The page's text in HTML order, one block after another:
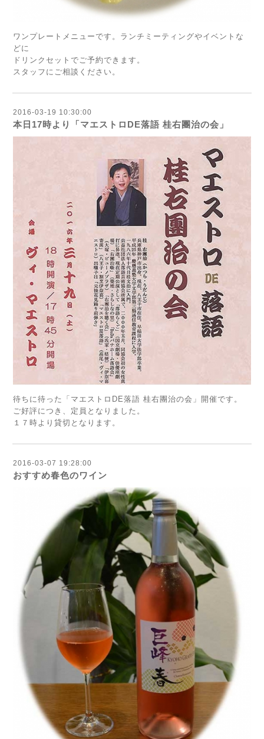
ワンプレートメニューです。ランチミーティングやイベントな
どに
ドリンクセットでご予約できます。
スタッフにご相談ください。
2016-03-19 10:30:00
本日17時より「マエストロDE落語 桂右團治の会」
待ちに待った「マエストロDE落語 桂右團治の会」開催です。
ご好評につき、定員となりました。
１７時より貸切となります。
2016-03-07 19:28:00
おすすめ春色のワイン